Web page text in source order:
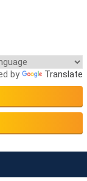
by Translate